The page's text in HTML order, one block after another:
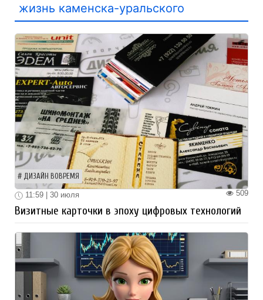
жизнь каменска-уральского
ДИЗАЙН ВОВРЕМЯ
509
11:59 | 30 июля
Визитные карточки в эпоху цифровых технологий